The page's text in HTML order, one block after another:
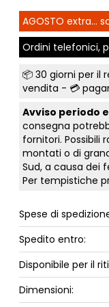
AGOSTO extra...
Ordini telefonici,
📦 30 giorni per il
vendita - 💳
Avviso periodo
consegna
fornitori. Possibili
montati o di
Sud, a causa dei
Per tempistiche
Spese di
Spedito entro:
Disponibile per il
Dimensioni: